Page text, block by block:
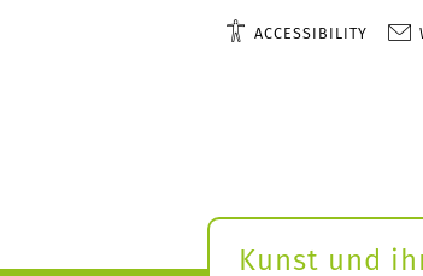
ACCESSIBILITY
Kunst und